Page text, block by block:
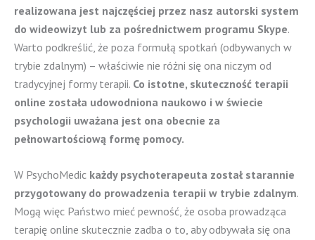
realizowana jest najczęściej przez nasz autorski system
do wideowizyt lub za pośrednictwem programu Skype.
Warto podkreślić, że poza formułą spotkań (odbywanych w
trybie zdalnym) – właściwie nie różni się ona niczym od
tradycyjnej formy terapii. Co istotne, skuteczność terapii
online została udowodniona naukowo i w świecie
psychologii uważana jest ona obecnie za
pełnowartościową formę pomocy.
W PsychoMedic każdy psychoterapeuta został starannie
przygotowany do prowadzenia terapii w trybie zdalnym.
Mogą więc Państwo mieć pewność, że osoba prowadząca
terapię online skutecznie zadba o to, aby odbywała się ona